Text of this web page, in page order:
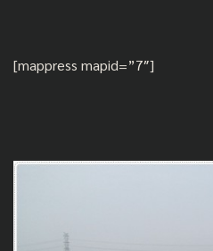
[mappress mapid=”7″]